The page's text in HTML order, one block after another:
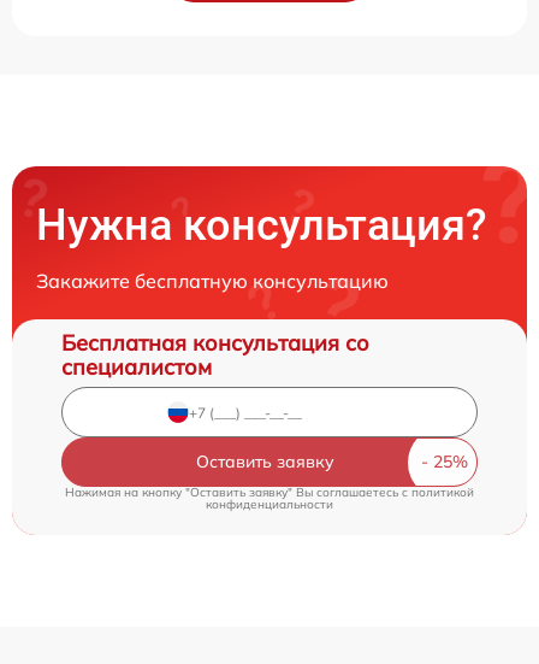
Нужна консультация?
Закажите бесплатную консультацию
Бесплатная консультация со
специалистом
Оставить заявку
Нажимая на кнопку "Оставить заявку" Вы соглашаетесь c политикой
конфиденциальности